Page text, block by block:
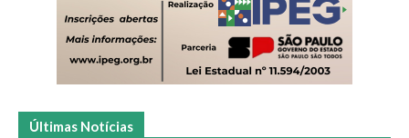
Últimas Notícias